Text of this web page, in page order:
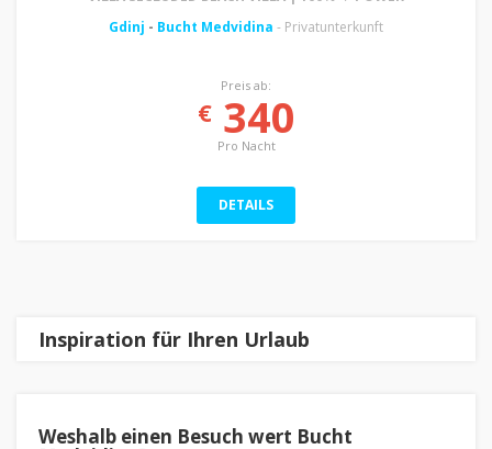
Gdinj - Bucht Medvidina - Privatunterkunft
Preis ab:
€340
Pro Nacht
DETAILS
Inspiration für Ihren Urlaub
Weshalb einen Besuch wert Bucht